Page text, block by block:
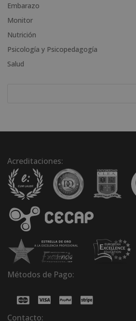
n
a
t
i
e
Embarazo
Monitor
Nutrición
Psicología y Psicopedagogía
Salud
Acreditaciones:
Métodos de Pago:
Contacto: